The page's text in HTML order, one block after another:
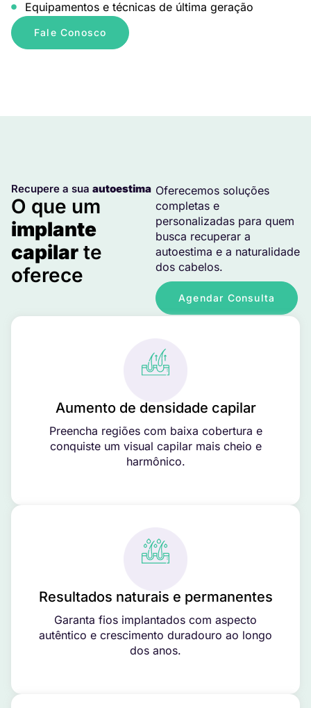
Equipamentos e técnicas de última geração
Fale Conosco
Recupere a sua autoestima
O que um
implante
capilar te
oferece
Oferecemos soluções
completas e
personalizadas para quem
busca recuperar a
autoestima e a naturalidade
dos cabelos.
Agendar Consulta
Aumento de densidade capilar
Preencha regiões com baixa cobertura e
conquiste um visual capilar mais cheio e
harmônico.
Resultados naturais e permanentes
Garanta fios implantados com aspecto
autêntico e crescimento duradouro ao longo
dos anos.